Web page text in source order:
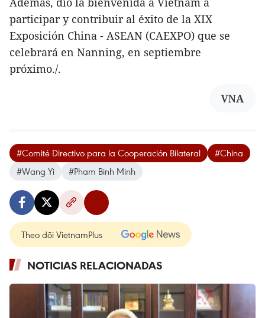
participar y contribuir al éxito de la XIX
Exposición China - ASEAN (CAEXPO) que se
celebrará en Nanning, en septiembre
próximo./.
VNA
#Comité Directivo para la Cooperación Bilateral
#China
#Wang Yi
#Pham Binh Minh
Theo dõi VietnamPlus
NOTICIAS RELACIONADAS